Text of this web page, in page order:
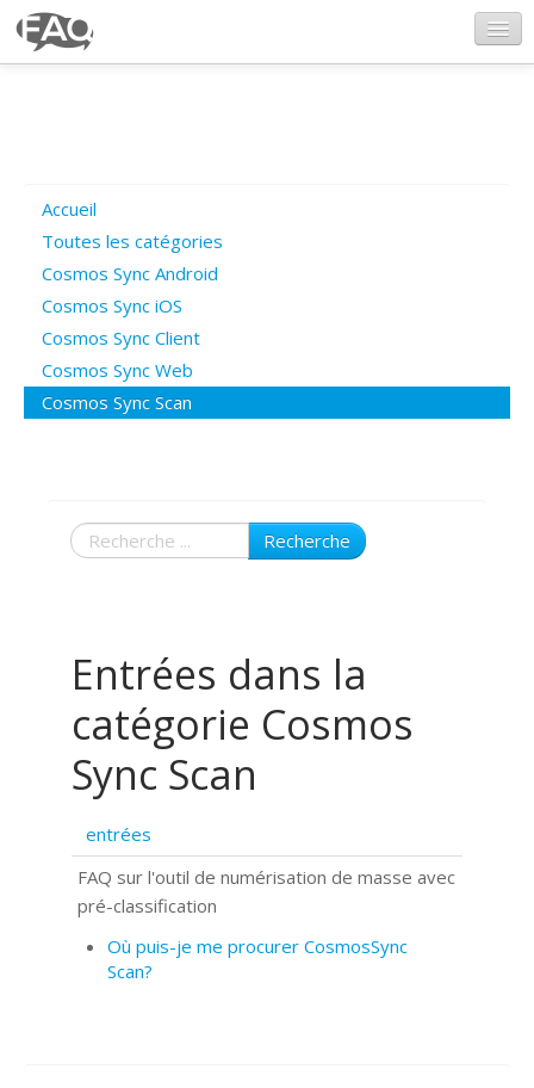
Poser une question
Questions ouvertes
Connexion
Accueil
Toutes les catégories
Cosmos Sync Android
Cosmos Sync iOS
Cosmos Sync Client
Cosmos Sync Web
Cosmos Sync Scan
Recherche
Entrées dans la
catégorie Cosmos
Sync Scan
entrées
FAQ sur l'outil de numérisation de masse avec
pré-classification
Où puis-je me procurer CosmosSync
Scan?